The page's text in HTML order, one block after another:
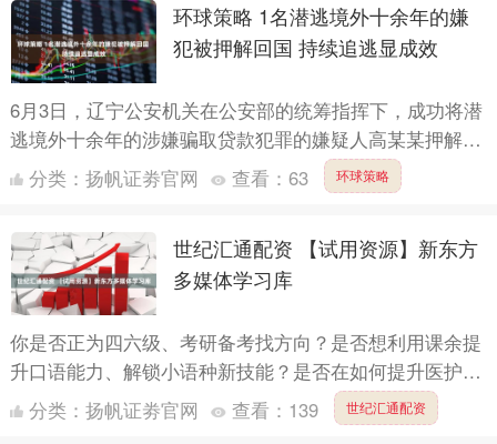
环球策略 1名潜逃境外十余年的嫌
犯被押解回国 持续追逃显成效
6月3日，辽宁公安机关在公安部的统筹指挥下，成功将潜
逃境外十余年的涉嫌骗取贷款犯罪的嫌疑人高某某押解回
国。经调查，2013年至2014年间，高某某通过伪造商品
房....
分类： 扬帆证劵官网 查看： 63 环球策略
世纪汇通配资 【试用资源】新东方
多媒体学习库
你是否正为四六级、考研备考找方向？是否想利用课余提
升口语能力、解锁小语种新技能？是否在如何提升医护英
语的能力而感到焦虑？ 图书档案馆为大家开通了《新东
方多媒体学....
分类： 扬帆证劵官网 查看： 139 世纪汇通配资